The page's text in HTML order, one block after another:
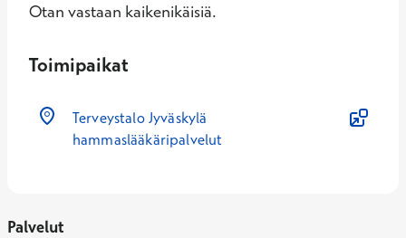
Otan vastaan kaikenikäisiä.
Toimipaikat
Terveystalo Jyväskylä
hammaslääkäripalvelut
Palvelut